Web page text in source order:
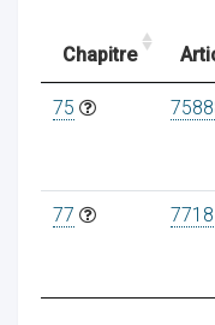
Chapitre
75
77 7718